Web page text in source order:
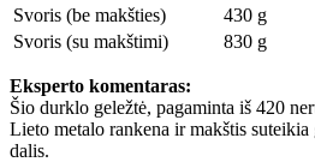
Svoris (be makšties)
430 g
Svoris (su makštimi)
830 g
Eksperto komentaras:
Šio durklo geležtė, pagaminta iš 420
Lieto metalo rankena ir makštis
dalis.